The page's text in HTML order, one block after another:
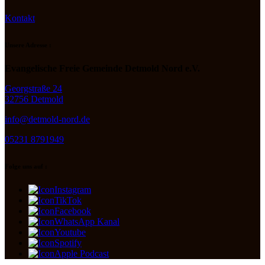
Kontakt
Georgstraße 24
32756 Detmold
info@detmold-nord.de
05231 8791949
Instagram
TikTok
Facebook
WhatsApp Kanal
Youtube
Spotify
Apple Podcast